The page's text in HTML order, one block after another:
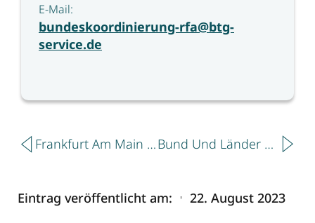
E-Mail:
bundeskoordinierung-rfa@btg-
service.de
Zurück Frankfurt Am Main Erneut Nach „Reisen Für Alle“ Ausgezeichnet Bund Und Länder Vereinbaren Eckpunkte Zur Nahtlosen Fortführung Von „Reisen Für Alle“
Eintrag veröffentlicht am: 22. August 2023